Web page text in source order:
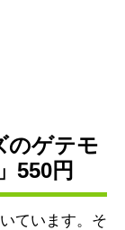
のゲテモ
550円
ています。そ